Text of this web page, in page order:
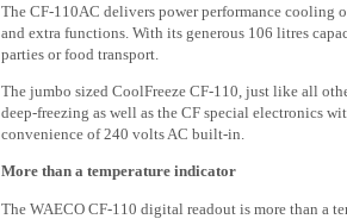
The CF-110AC delivers power performance cooling
and extra functions. With its generous 106 litres
parties or food transport.
The jumbo sized CoolFreeze CF-110, just like all
deep-freezing as well as the CF special electronics
convenience of 240 volts AC built-in.
More than a temperature indicator
The WAECO CF-110 digital readout is more than a